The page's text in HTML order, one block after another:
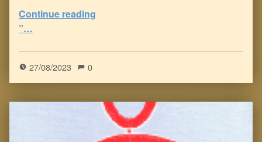
Continue reading
”…
27/08/2023 0